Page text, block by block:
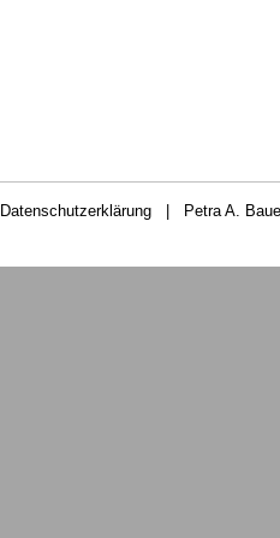
Datenschutzerklärung | Petra A.